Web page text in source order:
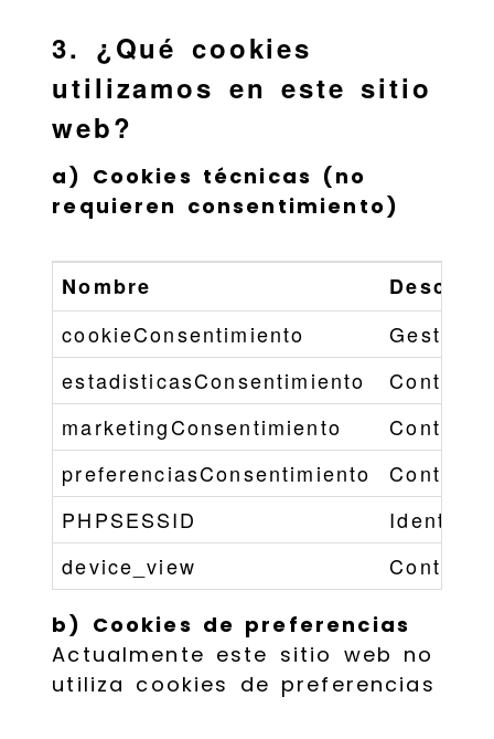
3. ¿Qué cookies
utilizamos en este sitio
web?
a) Cookies técnicas (no
requieren consentimiento)
Nombre
cookieConsentimiento
estadisticasConsentimiento
marketingConsentimiento
preferenciasConsentimiento
PHPSESSID
device_view
b) Cookies de preferencias
Actualmente este sitio web no
utiliza cookies de preferencias